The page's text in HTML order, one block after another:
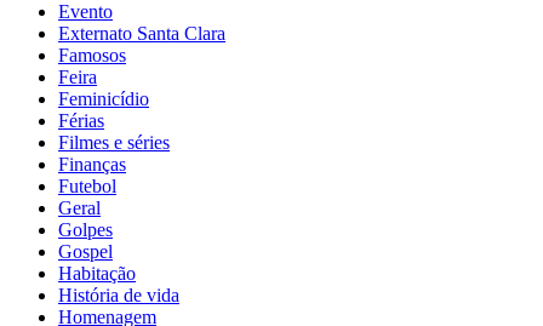
Evento
Externato Santa Clara
Famosos
Feira
Feminicídio
Férias
Filmes e séries
Finanças
Futebol
Geral
Golpes
Gospel
Habitação
História de vida
Homenagem